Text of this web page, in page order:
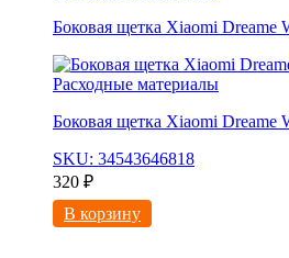
Боковая щетка Xiaomi Dreame
Расходные материалы
Боковая щетка Xiaomi Dreame
SKU: 34543646818
320 ₽
В корзину